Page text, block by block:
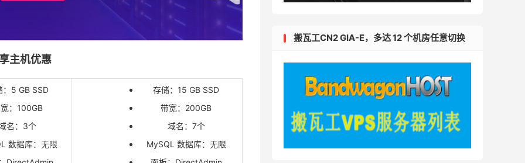
主机优惠
：5 GB SSD
：100GB
名：3个
数据库：无限
存储：15 GB SSD
带宽：200GB
域名：7个
MySQL 数据库：无限
搬瓦工CN2 GIA-E，多达 12 个机房任意切换